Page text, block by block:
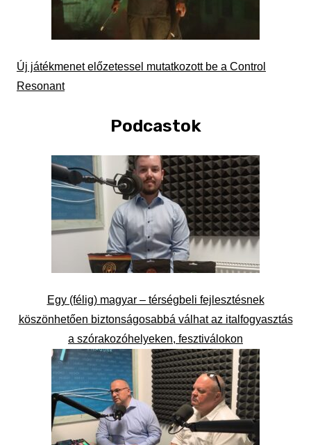
Új játékmenet előzetessel mutatkozott be a Control
Resonant
Podcastok
Egy (félig) magyar – térségbeli fejlesztésnek
köszönhetően biztonságosabbá válhat az italfogyasztás
a szórakozóhelyeken, fesztiválokon